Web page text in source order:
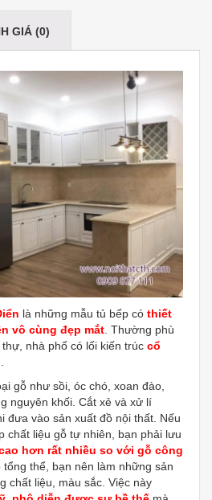
GIÁ (0)
là những mẫu tủ bếp có thiết
vô cùng đẹp mắt . Thường phù
nhà phố có lối kiến trúc cổ
gỗ như sồi, óc chó, xoan đào,
nguyên khối. Cắt xẻ và xử lí
đưa vào sản xuất đồ nội thất. Nếu
chất liệu gỗ tự nhiên, bạn phải lưu
hơn rất nhiều so với gỗ công
tổng thể, bạn nên làm những sản
chất liệu, màu sắc. Việc này